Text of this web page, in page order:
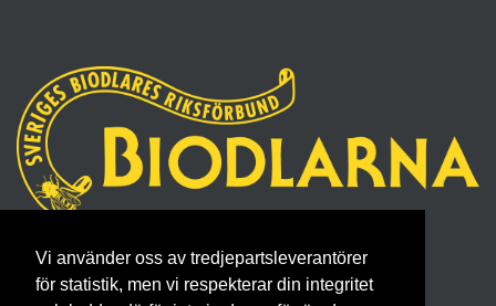
Vi använder oss av tredjepartsleverantörer
för statistik, men vi respekterar din integritet
Sveriges Biodlares Riksförbund
Borgmästaregatan 26, 596 34 Skänninge